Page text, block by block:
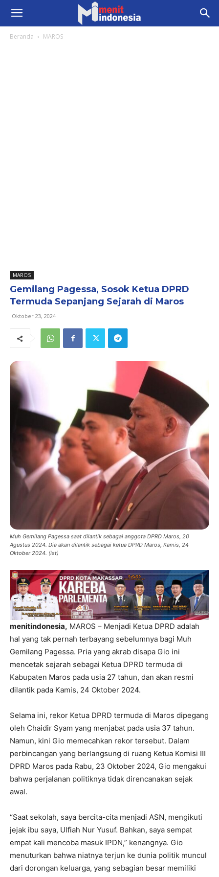
Beranda MAROS
MAROS
Gemilang Pagessa, Sosok Ketua DPRD
Termuda Sepanjang Sejarah di Maros
Oktober 23, 2024
Muh Gemilang Pagessa saat dilantik sebagai anggota DPRD Maros, 20
Agustus 2024. Dia akan dilantik sebagai ketua DPRD Maros, Kamis, 24
Oktober 2024. (ist)
menitindonesia, MAROS – Menjadi Ketua DPRD adalah
hal yang tak pernah terbayang sebelumnya bagi Muh
Gemilang Pagessa. Pria yang akrab disapa Gio ini
mencetak sejarah sebagai Ketua DPRD termuda di
Kabupaten Maros pada usia 27 tahun, dan akan resmi
dilantik pada Kamis, 24 Oktober 2024.
Selama ini, rekor Ketua DPRD termuda di Maros dipegang
oleh Chaidir Syam yang menjabat pada usia 37 tahun.
Namun, kini Gio memecahkan rekor tersebut. Dalam
perbincangan yang berlangsung di ruang Ketua Komisi III
DPRD Maros pada Rabu, 23 Oktober 2024, Gio mengakui
bahwa perjalanan politiknya tidak direncanakan sejak
awal.
“Saat sekolah, saya bercita-cita menjadi ASN, mengikuti
jejak ibu saya, Ulfiah Nur Yusuf. Bahkan, saya sempat
empat kali mencoba masuk IPDN,” kenangnya. Gio
menuturkan bahwa niatnya terjun ke dunia politik muncul
dari dorongan keluarga, yang sebagian besar memiliki